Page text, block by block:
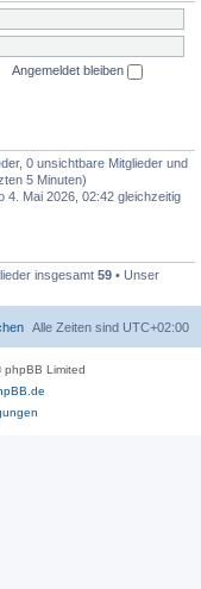
Angemeldet bleiben
0 unsichtbare Mitglieder und
5 Minuten)
4. Mai 2026, 02:42 gleichzeitig
insgesamt 59 • Unser
Alle Zeiten sind UTC+02:00
Limited